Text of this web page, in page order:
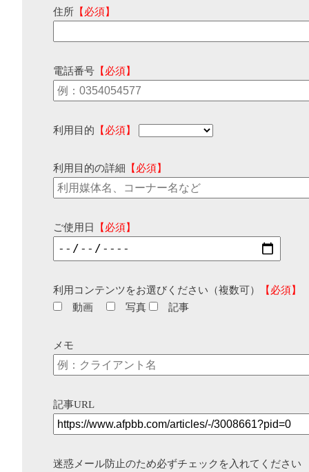
住所 【必須】
電話番号 【必須】
利用目的 【必須】
利用目的の詳細 【必須】
ご使用日 【必須】
利用コンテンツをお選びください（複数可）
【必須】
動画
写真 記事
メモ
記事URL
迷惑メール防止のため必ずチェックを入れてください